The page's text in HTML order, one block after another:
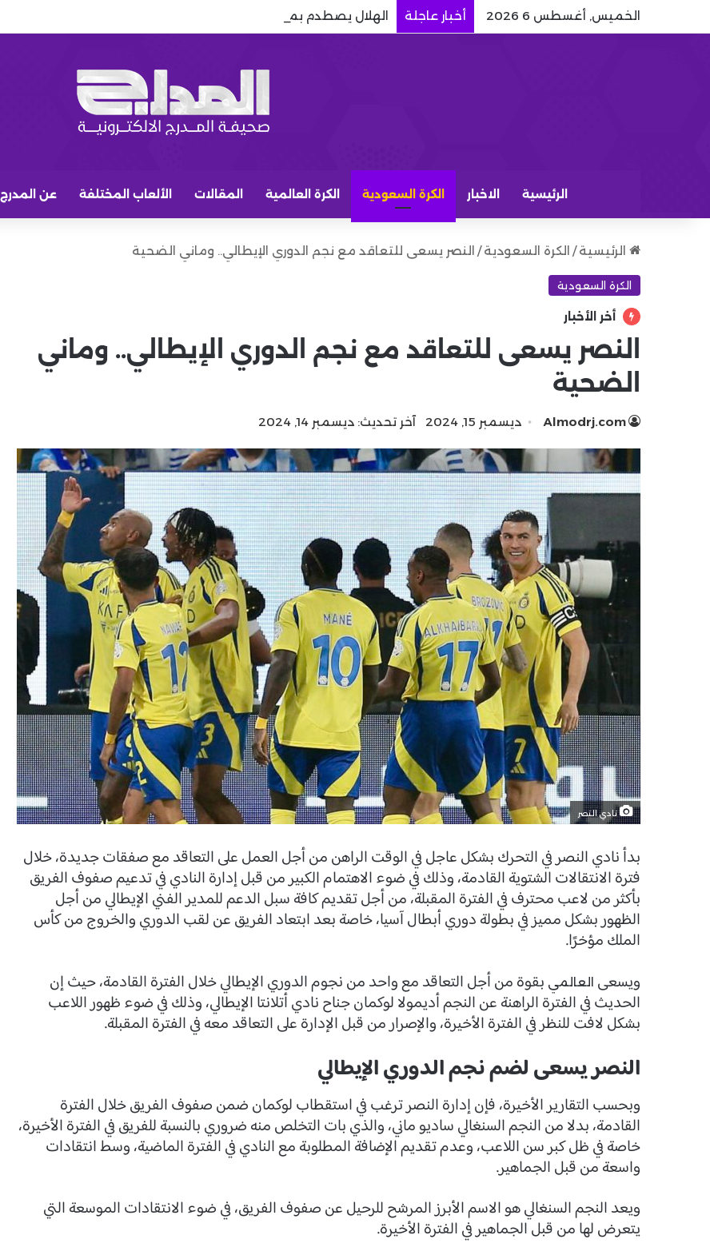
الخميس, أغسطس 6 2026 أخبار عاجلة الهلال يصطدم بمطالب إيفرتون.. وإندياي ينتظر حسم الصفقة
الرئيسية الاخبار الكرة السعودية الكرة العالمية المقالات الألعاب المختلفة عن المدرج
الرئيسية / الكرة السعودية / النصر يسعى للتعاقد مع نجم الدوري الإيطالي.. وماني الضحية
الكرة السعودية
أخر الأخبار
النصر يسعى للتعاقد مع نجم الدوري الإيطالي.. وماني
الضحية
Almodrj.com ديسمبر 15, 2024 آخر تحديث: ديسمبر 14, 2024
نادي النصر
بدأ نادي النصر في التحرك بشكل عاجل في الوقت الراهن من أجل العمل على التعاقد مع صفقات جديدة، خلال
فترة الانتقالات الشتوية القادمة، وذلك في ضوء الاهتمام الكبير من قبل إدارة النادي في تدعيم صفوف الفريق
بأكثر من لاعب محترف في الفترة المقبلة، من أجل تقديم كافة سبل الدعم للمدير الفني الإيطالي من أجل
الظهور بشكل مميز في بطولة دوري أبطال آسيا، خاصة بعد ابتعاد الفريق عن لقب الدوري والخروج من كأس
الملك مؤخرًا.
ويسعى العالمي بقوة من أجل التعاقد مع واحد من نجوم الدوري الإيطالي خلال الفترة القادمة، حيث إن
الحديث في الفترة الراهنة عن النجم أديمولا لوكمان جناح نادي أتلانتا الإيطالي، وذلك في ضوء ظهور اللاعب
بشكل لافت للنظر في الفترة الأخيرة، والإصرار من قبل الإدارة على التعاقد معه في الفترة المقبلة.
النصر يسعى لضم نجم الدوري الإيطالي
وبحسب التقارير الأخيرة، فإن إدارة النصر ترغب في استقطاب لوكمان ضمن صفوف الفريق خلال الفترة
القادمة، بدلا من النجم السنغالي ساديو ماني، والذي بات التخلص منه ضروري بالنسبة للفريق في الفترة الأخيرة،
خاصة في ظل كبر سن اللاعب، وعدم تقديم الإضافة المطلوبة مع النادي في الفترة الماضية، وسط انتقادات
واسعة من قبل الجماهير.
ويعد النجم السنغالي هو الاسم الأبرز المرشح للرحيل عن صفوف الفريق، في ضوء الانتقادات الموسعة التي
يتعرض لها من قبل الجماهير في الفترة الأخيرة.